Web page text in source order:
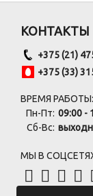
КОНТАКТЫ
+375 (21)
+375 (33)
ВРЕМЯ РАБОТЫ:
Пн-Пт: 09:00 -
Сб-Вс:
МЫ В